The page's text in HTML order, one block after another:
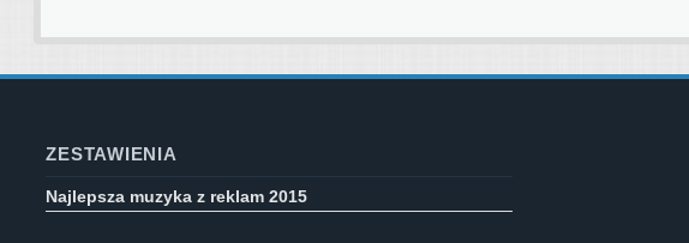
ZESTAWIENIA
Najlepsza muzyka z reklam 2015